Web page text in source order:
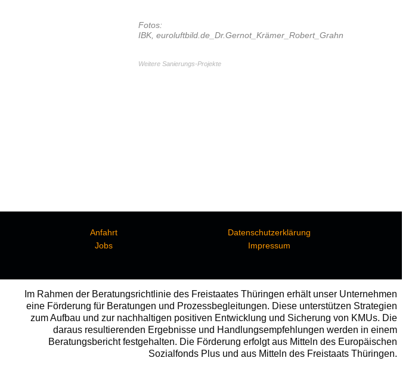
Fotos:
IBK, euroluftbild.de_Dr.Gernot_Krämer_Robert_Grahn
Weitere Sanierungs-Projekte
Anfahrt
Jobs
Datenschutzerklärung
Impressum
Im Rahmen der Beratungsrichtlinie des Freistaates Thüringen erhält unser Unternehmen
eine Förderung für Beratungen und Prozessbegleitungen. Diese unterstützen Strategien
zum Aufbau und zur nachhaltigen positiven Entwicklung und Sicherung von KMUs. Die
daraus resultierenden Ergebnisse und Handlungsempfehlungen werden in einem
Beratungsbericht festgehalten. Die Förderung erfolgt aus Mitteln des Europäischen
Sozialfonds Plus und aus Mitteln des Freistaats Thüringen.